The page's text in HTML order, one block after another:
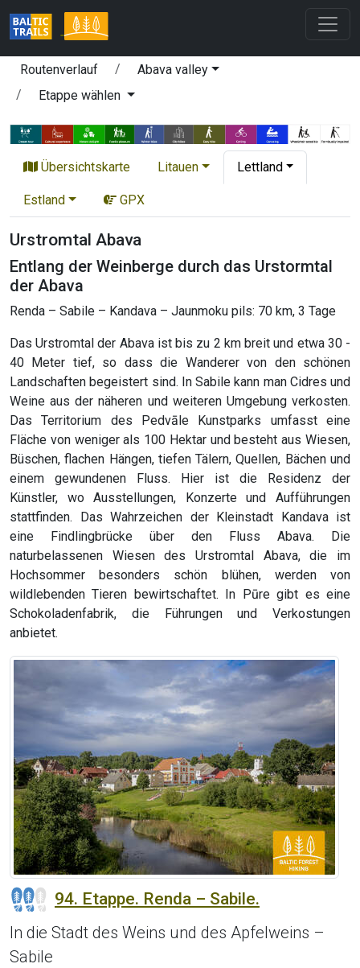
Routenverlauf
Abava valley
Etappe wählen
Übersichtskarte Litauen Lettland
Estland GPX
Urstromtal Abava
Entlang der Weinberge durch das Urstormtal
der Abava
Renda – Sabile – Kandava – Jaunmoku pils: 70 km, 3 Tage
Das Urstromtal der Abava ist bis zu 2 km breit und etwa 30 -
40 Meter tief, so dass die Wanderer von den schönen
Landschaften begeistert sind. In Sabile kann man Cidres und
Weine aus der näheren und weiteren Umgebung verkosten.
Das Territorium des Pedvāle Kunstparks umfasst eine
Fläche von weniger als 100 Hektar und besteht aus Wiesen,
Büschen, flachen Hängen, tiefen Tälern, Quellen, Bächen und
einem gewundenen Fluss. Hier ist die Residenz der
Künstler, wo Ausstellungen, Konzerte und Aufführungen
stattfinden. Das Wahrzeichen der Kleinstadt Kandava ist
eine Findlingbrücke über den Fluss Abava. Die
naturbelassenen Wiesen des Urstromtal Abava, die im
Hochsommer besonders schön blühen, werden von
wildlebenden Tieren bewirtschaftet. In Pūre gibt es eine
Schokoladenfabrik, die Führungen und Verkostungen
anbietet.
94. Etappe. Renda – Sabile.
In die Stadt des Weins und des Apfelweins –
Sabile